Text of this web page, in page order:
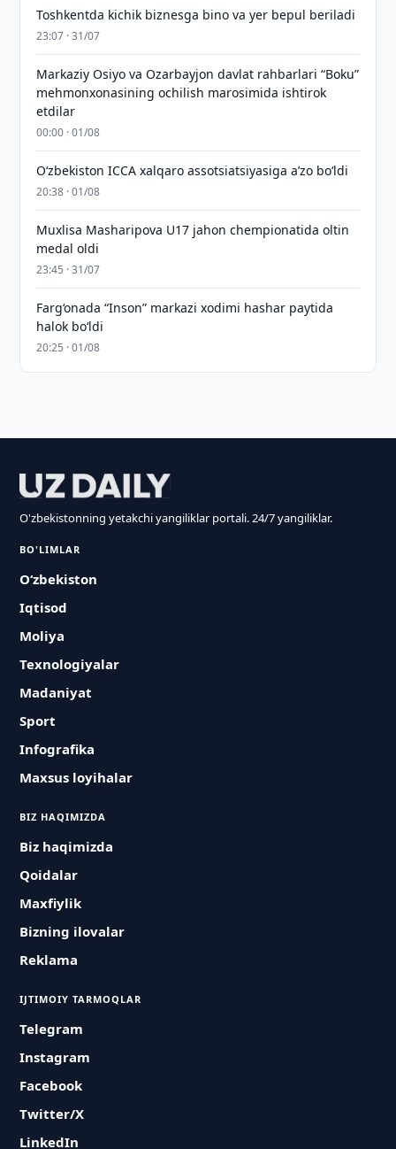
Toshkentda kichik biznesga bino va yer bepul beriladi
23:07 · 31/07
Markaziy Osiyo va Ozarbayjon davlat rahbarlari “Boku”
mehmonxonasining ochilish marosimida ishtirok
etdilar
00:00 · 01/08
O‘zbekiston ICCA xalqaro assotsiatsiyasiga aʼzo bo‘ldi
20:38 · 01/08
Muxlisa Masharipova U17 jahon chempionatida oltin
medal oldi
23:45 · 31/07
Farg‘onada “Inson” markazi xodimi hashar paytida
halok bo‘ldi
20:25 · 01/08
O'zbekistonning yetakchi yangiliklar portali. 24/7 yangiliklar.
BO'LIMLAR
O‘zbekiston
Iqtisod
Moliya
Texnologiyalar
Madaniyat
Sport
Infografika
Maxsus loyihalar
BIZ HAQIMIZDA
Biz haqimizda
Qoidalar
Maxfiylik
Bizning ilovalar
Reklama
IJTIMOIY TARMOQLAR
Telegram
Instagram
Facebook
Twitter/X
LinkedIn